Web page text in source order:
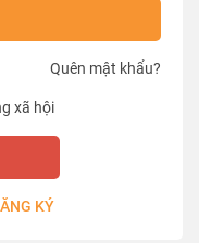
Quên mật khẩu?
xã hội
KÝ